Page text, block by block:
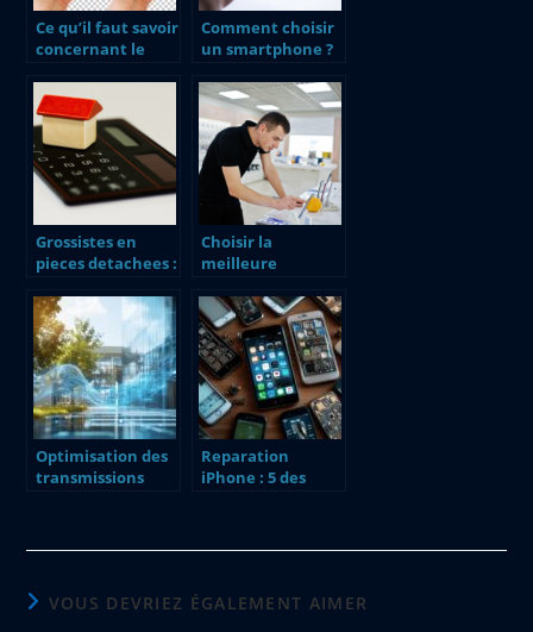
Ce qu’il faut savoir
concernant le
Comment choisir
un smartphone ?
Grossistes en
pieces detachees :
chaine
d’approvisionnem
ent
Choisir la
meilleure
tech : guide et
conseils
Optimisation des
transmissions
Reparation
iPhone : 5 des
VOUS DEVRIEZ ÉGALEMENT AIMER